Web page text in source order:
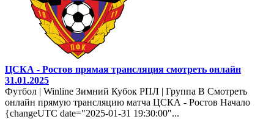
ЦСКА - Ростов прямая трансляция смотреть онлайн
31.01.2025
Футбол | Winline Зимний Кубок РПЛ | Группа B Смотреть
онлайн прямую трансляцию матча ЦСКА - Ростов Начало
{changeUTC date="2025-01-31 19:30:00"...